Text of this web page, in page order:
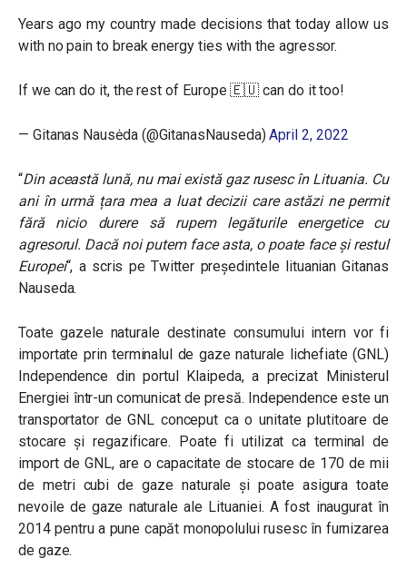
Years ago my country made decisions that today allow us
with no pain to break energy ties with the agressor.
If we can do it, the rest of Europe 🇪🇺 can do it too!
— Gitanas Nausėda (@GitanasNauseda)April 2, 2022
“Din această lună, nu mai există gaz rusesc în Lituania. Cu
ani în urmă țara mea a luat decizii care astăzi ne permit
fără nicio durere să rupem legăturile energetice cu
agresorul. Dacă noi putem face asta, o poate face și restul
Europei“, a scris pe Twitter președintele lituanian Gitanas
Nauseda.
Toate gazele naturale destinate consumului intern vor fi
importate prin terminalul de gaze naturale lichefiate (GNL)
Independence din portul Klaipeda, a precizat Ministerul
Energiei într-un comunicat de presă. Independence este un
transportator de GNL conceput ca o unitate plutitoare de
stocare și regazificare. Poate fi utilizat ca terminal de
import de GNL, are o capacitate de stocare de 170 de mii
de metri cubi de gaze naturale și poate asigura toate
nevoile de gaze naturale ale Lituaniei. A fost inaugurat în
2014 pentru a pune capăt monopolului rusesc în furnizarea
de gaze.